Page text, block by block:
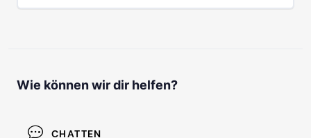
Wie können wir dir helfen?
CHATTEN